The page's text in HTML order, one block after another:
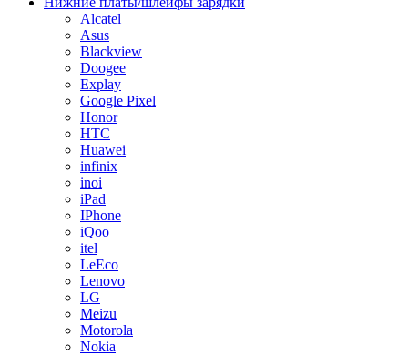
Alcatel
Asus
Blackview
Doogee
Explay
Google Pixel
Honor
HTC
Huawei
infinix
inoi
iPad
IPhone
iQoo
itel
LeEco
Lenovo
LG
Meizu
Motorola
Nokia